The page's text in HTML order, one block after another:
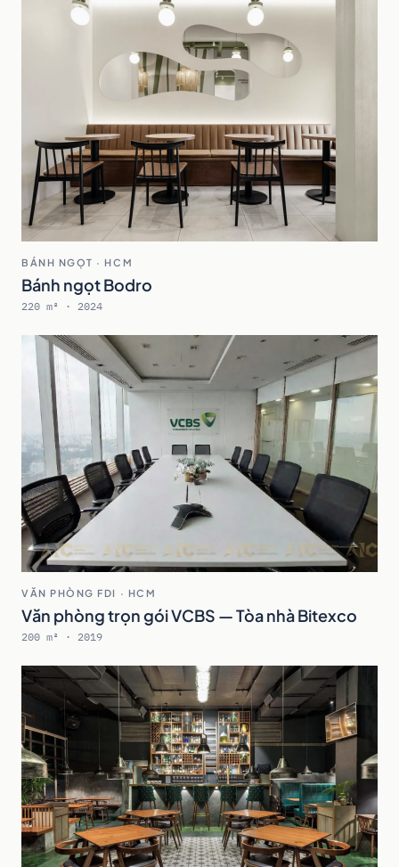
BÁNH NGỌT · HCM
Bánh ngọt Bodro
220 m² · 2024
VĂN PHÒNG FDI · HCM
Văn phòng trọn gói VCBS — Tòa nhà Bitexco
200 m² · 2019